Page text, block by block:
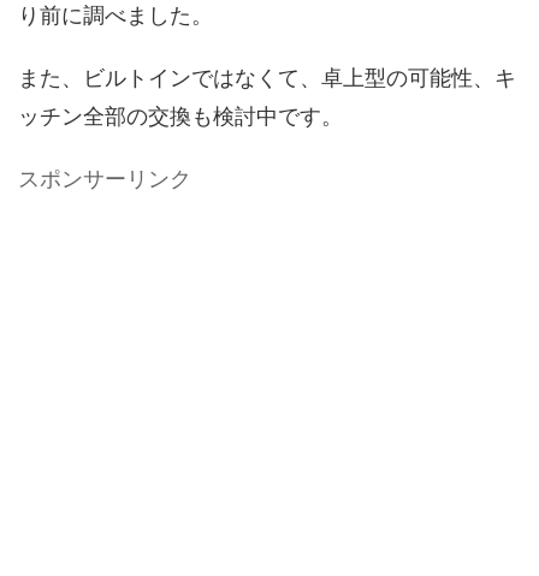
り前に調べました。
また、ビルトインではなくて、卓上型の可能性、キ
ッチン全部の交換も検討中です。
スポンサーリンク